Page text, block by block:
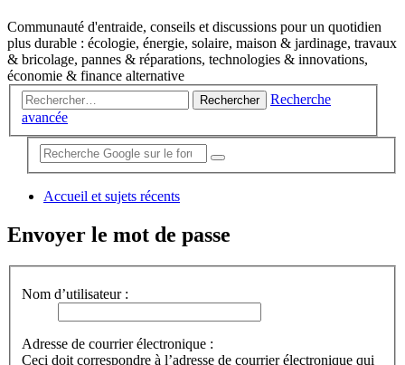
Communauté d'entraide, conseils et discussions pour un quotidien
plus durable : écologie, énergie, solaire, maison & jardinage, travaux
& bricolage, pannes & réparations, technologies & innovations,
économie & finance alternative
Rechercher
Recherche
avancée
Accueil et sujets récents
Envoyer le mot de passe
Nom d’utilisateur :
Adresse de courrier électronique :
Ceci doit correspondre à l’adresse de courrier électronique qui